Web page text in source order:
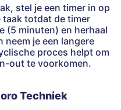
stel je een timer in op
taak totdat de timer
(5 minuten) en herhaal
neem je een langere
proces helpt om
out te voorkomen.
Techniek